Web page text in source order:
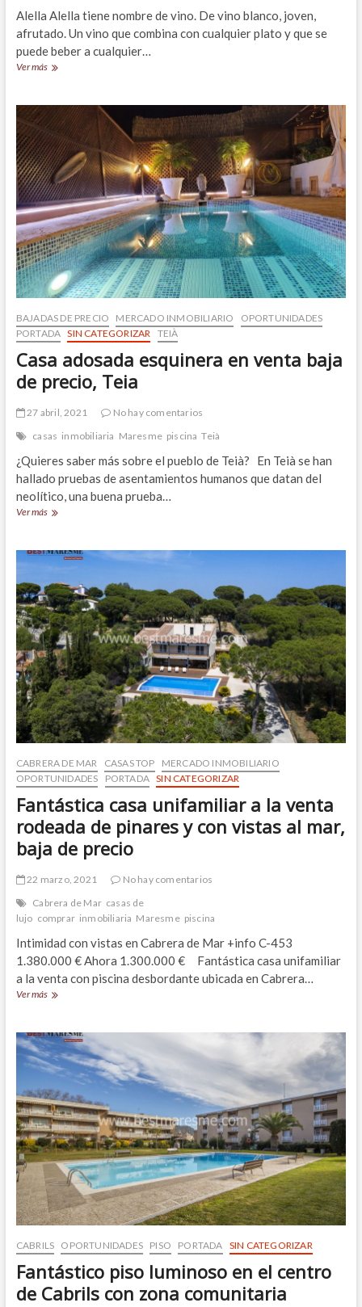
Alella Alella tiene nombre de vino. De vino blanco, joven,
afrutado. Un vino que combina con cualquier plato y que se
puede beber a cualquier…
Ver másCasa
piscina
a
2
pasos
del
centro
de
Alella
BAJADAS DE PRECIO MERCADO INMOBILIARIO
OPORTUNIDADES
PORTADA SIN CATEGORIZAR TEIÀ
Casa adosada esquinera en venta baja
de precio, Teia
27 abril, 2021
No hay comentarios
casas inmobiliaria Maresme piscina Teià
¿Quieres saber más sobre el pueblo de Teià? En Teià se han
hallado pruebas de asentamientos humanos que datan del
neolítico, una buena prueba…
Ver másCasa
en
venta
baja
de
precio,
Teia
CABRERA DE MAR CASAS TOP
MERCADO INMOBILIARIO
OPORTUNIDADES
PORTADA SIN CATEGORIZAR
Fantástica casa unifamiliar a la venta
rodeada de pinares y con vistas al mar,
baja de precio
22 marzo, 2021
No hay comentarios
Cabrera de Mar casas de
lujo comprar inmobiliaria Maresme piscina
Intimidad con vistas en Cabrera de Mar +info C-453
1.380.000 € Ahora 1.300.000 € Fantástica casa unifamiliar
a la venta con piscina desbordante ubicada en Cabrera…
Ver másFantástica
a
la
venta
rodeada
de
pinares
y
con
vistas
al
mar,
baja
de
precio
CABRILS OPORTUNIDADES PISO PORTADA SIN CATEGORIZAR
Fantástico piso luminoso en el centro
de Cabrils con zona comunitaria